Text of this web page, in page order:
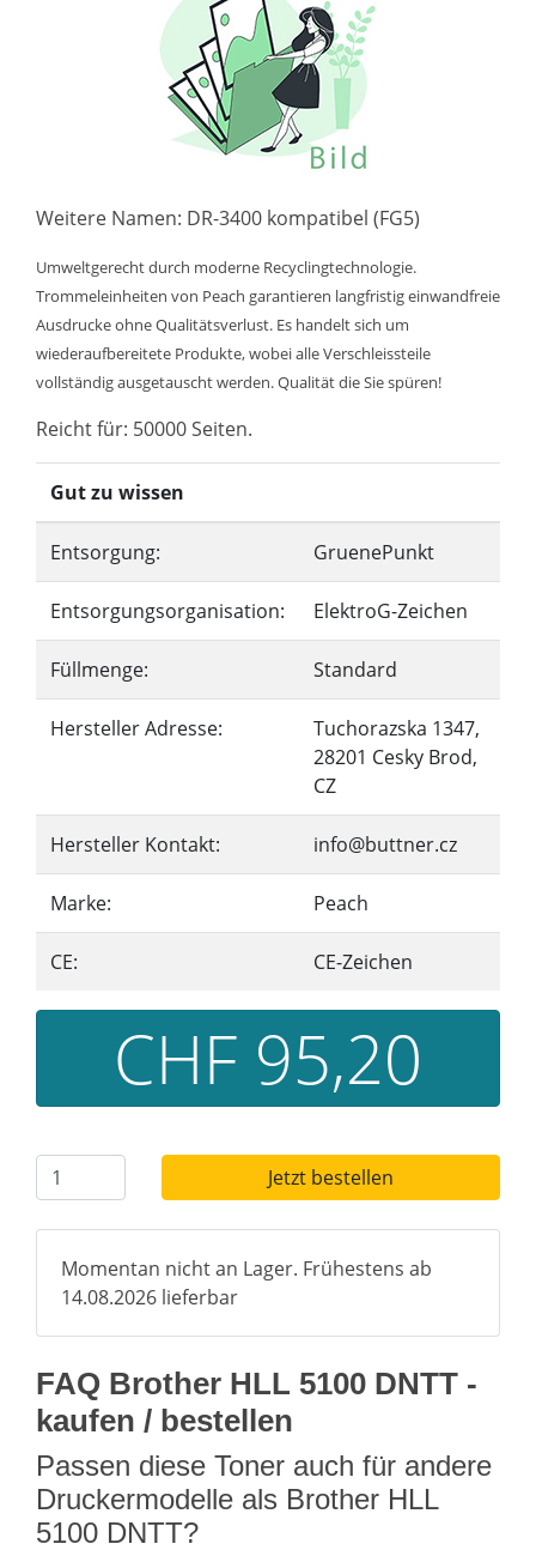
Weitere Namen: DR-3400 kompatibel (FG5)
Umweltgerecht durch moderne Recyclingtechnologie.
Trommeleinheiten von Peach garantieren langfristig einwandfreie
Ausdrucke ohne Qualitätsverlust. Es handelt sich um
wiederaufbereitete Produkte, wobei alle Verschleissteile
vollständig ausgetauscht werden. Qualität die Sie spüren!
Reicht für: 50000 Seiten.
Gut zu wissen
Entsorgung: GruenePunkt
Entsorgungsorganisation: ElektroG-Zeichen
Füllmenge: Standard
Hersteller Adresse:
Tuchorazska 1347,
28201 Cesky Brod,
CZ
Hersteller Kontakt: info@buttner.cz
Marke: Peach
CE: CE-Zeichen
CHF 95,20
Jetzt bestellen
Momentan nicht an Lager. Frühestens ab
14.08.2026 lieferbar
FAQ Brother HLL 5100 DNTT -
kaufen / bestellen
Passen diese Toner auch für andere
Druckermodelle als Brother HLL
5100 DNTT?